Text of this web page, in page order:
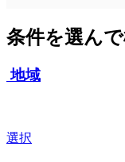
条件を選ん
地域
選択